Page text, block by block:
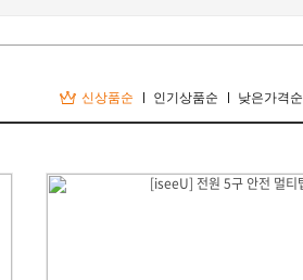
신상품순 인기상품순 낮은가격순